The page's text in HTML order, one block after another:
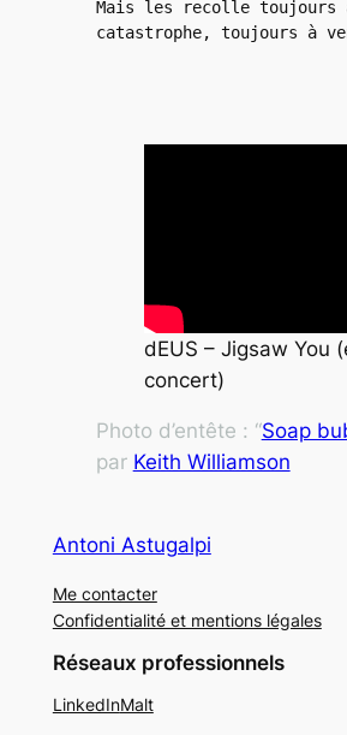
Mais les recolle toujours
catastrophe, toujours à
dEUS – Jigsaw You
concert)
Photo d’entête : “Soap
par Keith Williamson
Antoni Astugalpi
Me contacter
Confidentialité et mentions légales
Réseaux professionnels
LinkedInMalt